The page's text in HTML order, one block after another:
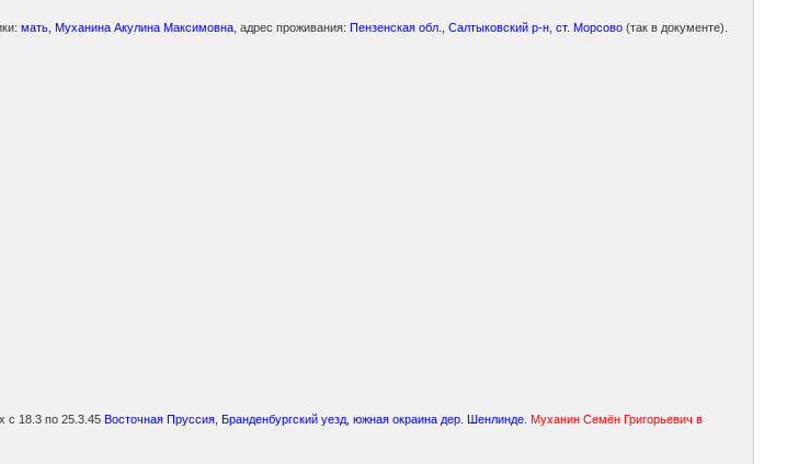
мать, Муханина Акулина Максимовна , адрес проживания:Пензенская обл., Салтыковский р-н, ст. Морсово (так в документе).
с 18.3 по 25.3.45 Восточная Пруссия, Бранденбургский уезд, южная окраина дер. Шенлинде Муханин Семён Григорьевич в